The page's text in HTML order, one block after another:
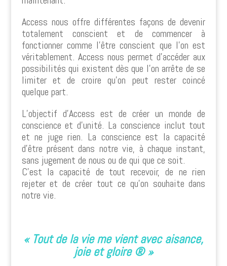
Access nous offre différentes façons de devenir
totalement conscient et de commencer à
fonctionner comme l’être conscient que l’on est
véritablement. Access nous permet d’accéder aux
possibilités qui existent dès que l’on arrête de se
limiter et de croire qu’on peut rester coincé
quelque part.
L’objectif d’Access est de créer un monde de
conscience et d’unité. La conscience inclut tout
et ne juge rien. La conscience est la capacité
d’être présent dans notre vie, à chaque instant,
sans jugement de nous ou de qui que ce soit.
C’est la capacité de tout recevoir, de ne rien
rejeter et de créer tout ce qu’on souhaite dans
notre vie.
« Tout de la vie me vient avec aisance,
joie et gloire ® »